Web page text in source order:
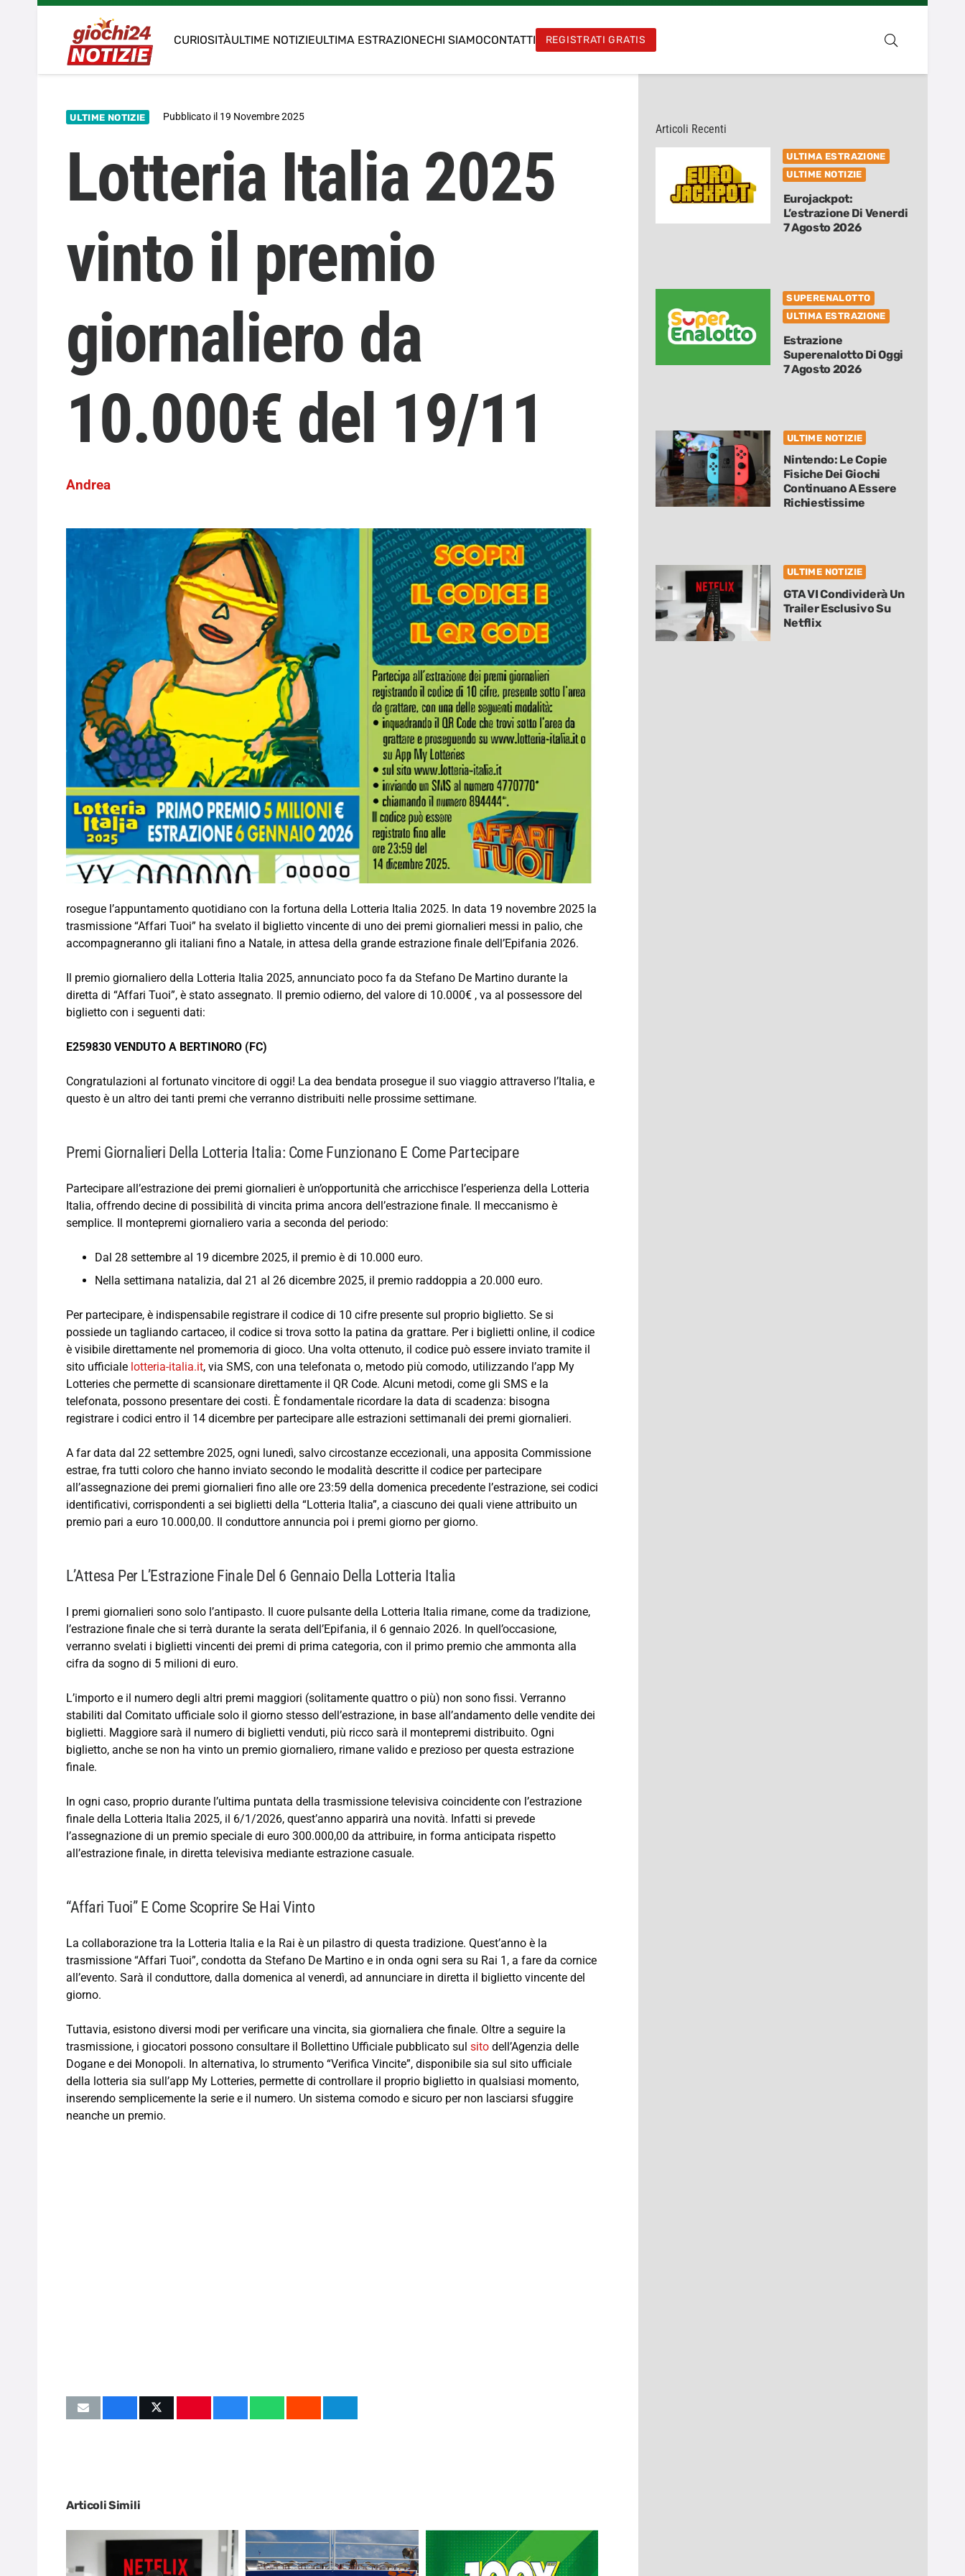
CURIOSITÀULTIME NOTIZIEULTIMA ESTRAZIONECHI SIAMOCONTATTI REGISTRATI GRATIS
ULTIME NOTIZIE Pubblicato il 19 Novembre 2025
Lotteria Italia 2025
vinto il premio
giornaliero da
10.000€ del 19/11
Andrea
rosegue l’appuntamento quotidiano con la fortuna della Lotteria Italia 2025. In data 19 novembre 2025 la
trasmissione “Affari Tuoi” ha svelato il biglietto vincente di uno dei premi giornalieri messi in palio, che
accompagneranno gli italiani fino a Natale, in attesa della grande estrazione finale dell’Epifania 2026.
Il premio giornaliero della Lotteria Italia 2025, annunciato poco fa da Stefano De Martino durante la
diretta di “Affari Tuoi”, è stato assegnato. Il premio odierno, del valore di 10.000€ , va al possessore del
biglietto con i seguenti dati:
E259830 VENDUTO A BERTINORO (FC)
Congratulazioni al fortunato vincitore di oggi! La dea bendata prosegue il suo viaggio attraverso l’Italia, e
questo è un altro dei tanti premi che verranno distribuiti nelle prossime settimane.
Premi Giornalieri Della Lotteria Italia: Come Funzionano E Come Partecipare
Partecipare all’estrazione dei premi giornalieri è un’opportunità che arricchisce l’esperienza della Lotteria
Italia, offrendo decine di possibilità di vincita prima ancora dell’estrazione finale. Il meccanismo è
semplice. Il montepremi giornaliero varia a seconda del periodo:
Dal 28 settembre al 19 dicembre 2025, il premio è di 10.000 euro.
Nella settimana natalizia, dal 21 al 26 dicembre 2025, il premio raddoppia a 20.000 euro.
Per partecipare, è indispensabile registrare il codice di 10 cifre presente sul proprio biglietto. Se si
possiede un tagliando cartaceo, il codice si trova sotto la patina da grattare. Per i biglietti online, il codice
è visibile direttamente nel promemoria di gioco. Una volta ottenuto, il codice può essere inviato tramite il
sito ufficiale lotteria-italia.it, via SMS, con una telefonata o, metodo più comodo, utilizzando l’app My
Lotteries che permette di scansionare direttamente il QR Code. Alcuni metodi, come gli SMS e la
telefonata, possono presentare dei costi. È fondamentale ricordare la data di scadenza: bisogna
registrare i codici entro il 14 dicembre per partecipare alle estrazioni settimanali dei premi giornalieri.
A far data dal 22 settembre 2025, ogni lunedì, salvo circostanze eccezionali, una apposita Commissione
estrae, fra tutti coloro che hanno inviato secondo le modalità descritte il codice per partecipare
all’assegnazione dei premi giornalieri fino alle ore 23:59 della domenica precedente l’estrazione, sei codici
identificativi, corrispondenti a sei biglietti della “Lotteria Italia”, a ciascuno dei quali viene attribuito un
premio pari a euro 10.000,00. Il conduttore annuncia poi i premi giorno per giorno.
L’Attesa Per L’Estrazione Finale Del 6 Gennaio Della Lotteria Italia
I premi giornalieri sono solo l’antipasto. Il cuore pulsante della Lotteria Italia rimane, come da tradizione,
l’estrazione finale che si terrà durante la serata dell’Epifania, il 6 gennaio 2026. In quell’occasione,
verranno svelati i biglietti vincenti dei premi di prima categoria, con il primo premio che ammonta alla
cifra da sogno di 5 milioni di euro.
L’importo e il numero degli altri premi maggiori (solitamente quattro o più) non sono fissi. Verranno
stabiliti dal Comitato ufficiale solo il giorno stesso dell’estrazione, in base all’andamento delle vendite dei
biglietti. Maggiore sarà il numero di biglietti venduti, più ricco sarà il montepremi distribuito. Ogni
biglietto, anche se non ha vinto un premio giornaliero, rimane valido e prezioso per questa estrazione
finale.
In ogni caso, proprio durante l’ultima puntata della trasmissione televisiva coincidente con l’estrazione
finale della Lotteria Italia 2025, il 6/1/2026, quest’anno apparirà una novità. Infatti si prevede
l’assegnazione di un premio speciale di euro 300.000,00 da attribuire, in forma anticipata rispetto
all’estrazione finale, in diretta televisiva mediante estrazione casuale.
“Affari Tuoi” E Come Scoprire Se Hai Vinto
La collaborazione tra la Lotteria Italia e la Rai è un pilastro di questa tradizione. Quest’anno è la
trasmissione “Affari Tuoi”, condotta da Stefano De Martino e in onda ogni sera su Rai 1, a fare da cornice
all’evento. Sarà il conduttore, dalla domenica al venerdì, ad annunciare in diretta il biglietto vincente del
giorno.
Tuttavia, esistono diversi modi per verificare una vincita, sia giornaliera che finale. Oltre a seguire la
trasmissione, i giocatori possono consultare il Bollettino Ufficiale pubblicato sul sito dell’Agenzia delle
Dogane e dei Monopoli. In alternativa, lo strumento “Verifica Vincite”, disponibile sia sul sito ufficiale
della lotteria sia sull’app My Lotteries, permette di controllare il proprio biglietto in qualsiasi momento,
inserendo semplicemente la serie e il numero. Un sistema comodo e sicuro per non lasciarsi sfuggire
neanche un premio.
Articoli Simili
Articoli Recenti
ULTIMA ESTRAZIONE
ULTIME NOTIZIE
Eurojackpot:
L’estrazione Di Venerdi
7 Agosto 2026
SUPERENALOTTO
ULTIMA ESTRAZIONE
Estrazione
Superenalotto Di Oggi
7 Agosto 2026
ULTIME NOTIZIE
Nintendo: Le Copie
Fisiche Dei Giochi
Continuano A Essere
Richiestissime
ULTIME NOTIZIE
GTA VI Condividerà Un
Trailer Esclusivo Su
Netflix